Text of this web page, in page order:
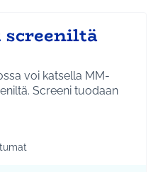
voi katsella MM-
Screeni tuodaan
Hyrylä
mukaan: Kulttuuri ja